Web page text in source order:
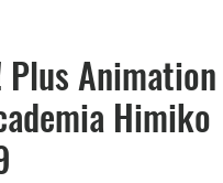
Plus Animation
Himiko